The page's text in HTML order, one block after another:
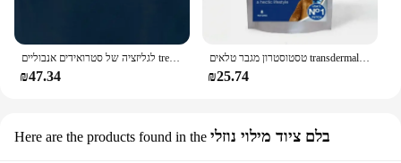
₪47.34
טסטוסטרון מגבר טלאים transdermal לגברים
₪25.74
Here are the products found in the בלם ציוד מילוי נוזלי